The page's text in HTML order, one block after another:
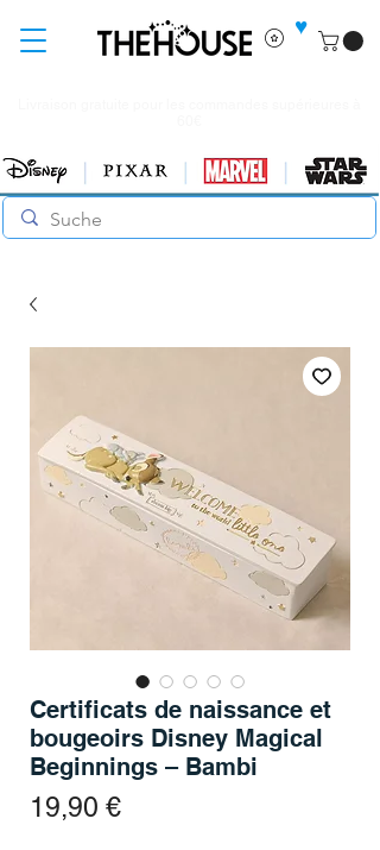
♥
Certificats de naissance et
bougeoirs Disney Magical
Beginnings – Bambi
19,90 €Prix